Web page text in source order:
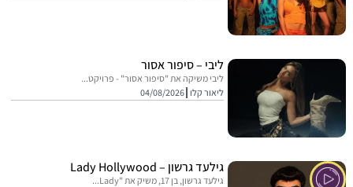
ליבי – סיפור אסור
ליבי משיקה את "סיפור אסור" - פרויקט...
ליאור קלו 04/08/2026
גילעד גרשון – Lady Hollywood
גילעד גרשון, בן 17, משיק את "Lady...